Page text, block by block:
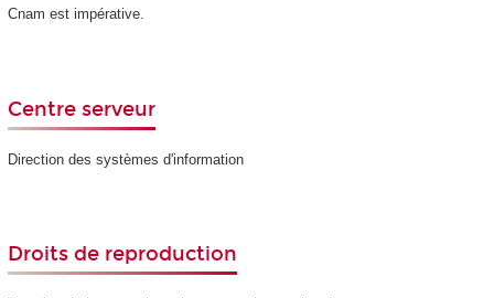
Cnam est impérative.
Centre serveur
Direction des systèmes d'information
Droits de reproduction